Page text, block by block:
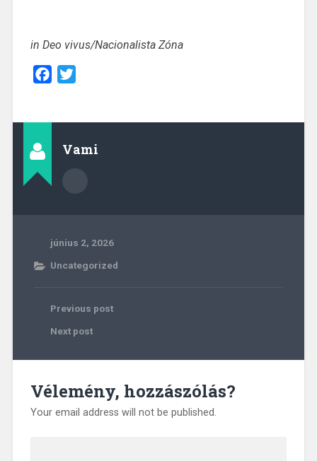
in Deo vivus/Nacionalista Zóna
Facebook
Vami
június 2, 2026
Uncategorized
Previous post
Next post
Vélemény, hozzászólás?
Your email address will not be published.